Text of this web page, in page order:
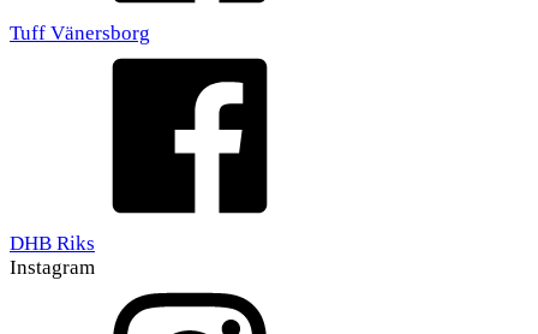
Tuff Vänersborg
DHB Riks
Instagram